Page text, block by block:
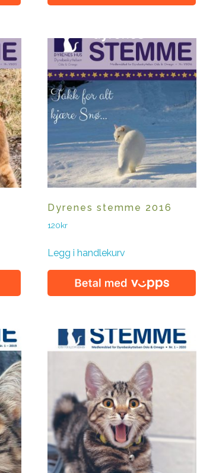
Dyrenes stemme 2016
120kr
Legg i handlekurv